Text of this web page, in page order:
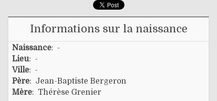
Informations sur la naissance
Naissance: -
Lieu: -
Ville: -
Père: Jean-Baptiste Bergeron
Mère: Thérèse Grenier